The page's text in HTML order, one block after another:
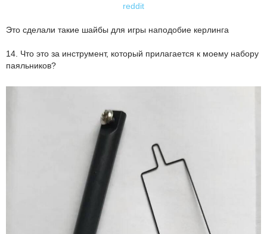
reddit
Это сделали такие шайбы для игры наподобие керлинга
14. Что это за инструмент, который прилагается к моему набору
паяльников?